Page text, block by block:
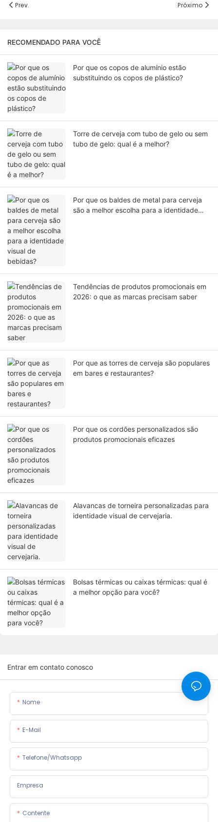
Prev. Próximo
RECOMENDADO PARA VOCÊ
Por que os copos de alumínio estão
substituindo os copos de plástico?
Torre de cerveja com tubo de gelo ou sem
tubo de gelo: qual é a melhor?
Por que os baldes de metal para cerveja
são a melhor escolha para a identidade
Tendências de produtos promocionais em
2026: o que as marcas precisam saber
Por que as torres de cerveja são populares
em bares e restaurantes?
Por que os cordões personalizados são
produtos promocionais eficazes
Alavancas de torneira personalizadas para
identidade visual de cervejaria.
Bolsas térmicas ou caixas térmicas: qual é
a melhor opção para você?
Entrar em contato conosco
Nome
E-Mail
Telefone/whatsapp
Empresa
Contente